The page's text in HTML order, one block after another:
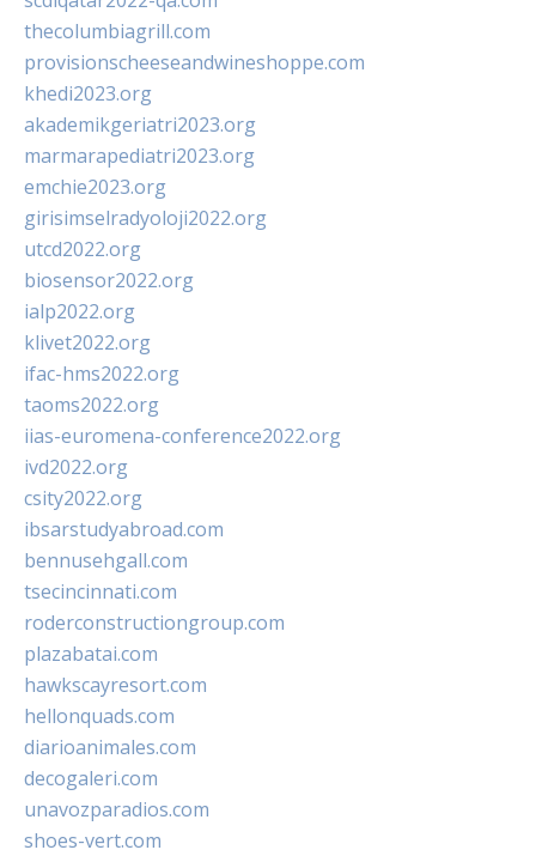
thecolumbiagrill.com
provisionscheeseandwineshoppe.com
khedi2023.org
akademikgeriatri2023.org
marmarapediatri2023.org
emchie2023.org
girisimselradyoloji2022.org
utcd2022.org
biosensor2022.org
ialp2022.org
klivet2022.org
ifac-hms2022.org
taoms2022.org
iias-euromena-conference2022.org
ivd2022.org
csity2022.org
ibsarstudyabroad.com
bennusehgall.com
tsecincinnati.com
roderconstructiongroup.com
plazabatai.com
hawkscayresort.com
hellonquads.com
diarioanimales.com
decogaleri.com
unavozparadios.com
shoes-vert.com